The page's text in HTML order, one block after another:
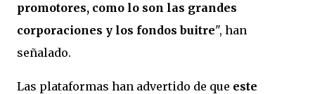
promotores, como lo son las grandes
corporaciones y los fondos buitre", han
señalado.
Las plataformas han advertido de que este